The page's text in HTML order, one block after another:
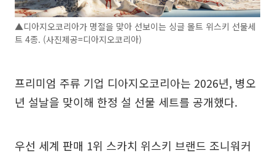
▲디아지오코리아가 명절을 맞아 선보이는 싱글 몰트 위스키 선물세
트 4종. (사진제공=디아지오코리아)
프리미엄 주류 기업 디아지오코리아는 2026년, 병오
년 설날을 맞이해 한정 설 선물 세트를 공개했다.
우선 세계 판매 1위 스카치 위스키 브랜드 조니워커